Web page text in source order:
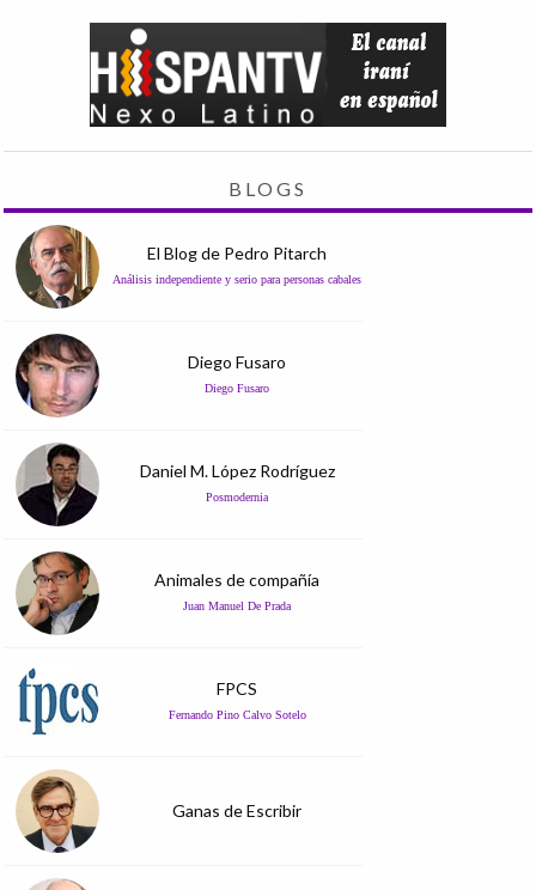
BLOGS
El Blog de Pedro Pitarch
Análisis independiente y serio para personas cabales
Diego Fusaro
Diego Fusaro
Daniel M. López Rodríguez
Posmodernia
Animales de compañía
Juan Manuel De Prada
FPCS
Fernando Pino Calvo Sotelo
Ganas de Escribir